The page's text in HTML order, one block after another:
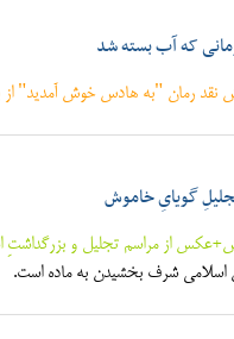
که آب بسته شد
نقد رمان "به هادس خوش آمدید" از
گویایِ خاموش
از مراسم تجلیل و بزرگداشتِ
اسلامی شرف بخشیدن به ماده است.